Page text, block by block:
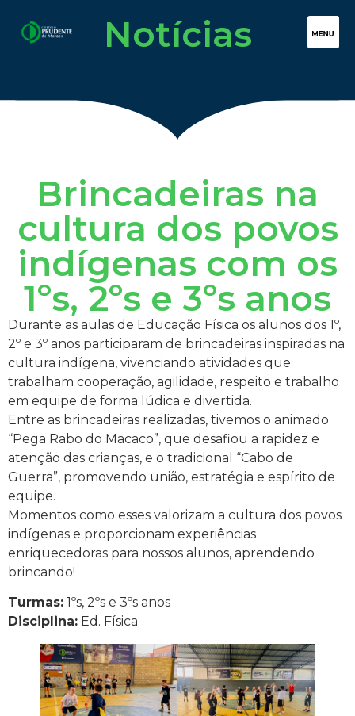
Notícias
Brincadeiras na
cultura dos povos
indígenas com os
1ºs, 2ºs e 3ºs anos
Durante as aulas de Educação Física os alunos dos 1º,
2º e 3º anos participaram de brincadeiras inspiradas na
cultura indígena, vivenciando atividades que
trabalham cooperação, agilidade, respeito e trabalho
em equipe de forma lúdica e divertida.
Entre as brincadeiras realizadas, tivemos o animado
“Pega Rabo do Macaco”, que desafiou a rapidez e
atenção das crianças, e o tradicional “Cabo de
Guerra”, promovendo união, estratégia e espírito de
equipe.
Momentos como esses valorizam a cultura dos povos
indígenas e proporcionam experiências
enriquecedoras para nossos alunos, aprendendo
brincando!
Turmas: 1ºs, 2ºs e 3ºs anos
Disciplina: Ed. Física